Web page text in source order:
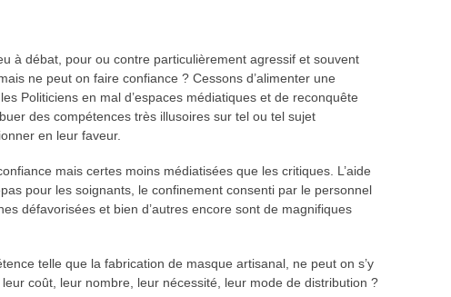
à débat, pour ou contre particulièrement agressif et souvent
ne peut on faire confiance ? Cessons d’alimenter une
Politiciens en mal d’espaces médiatiques et de reconquête
des compétences très illusoires sur tel ou tel sujet
en leur faveur.
mais certes moins médiatisées que les critiques. L’aide
pour les soignants, le confinement consenti par le personnel
défavorisées et bien d’autres encore sont de magnifiques
telle que la fabrication de masque artisanal, ne peut on s’y
coût, leur nombre, leur nécessité, leur mode de distribution ?